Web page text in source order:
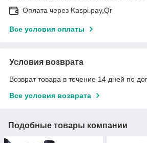
Оплата через Kaspi.pay,Qr
Все условия оплаты
Условия возврата
Возврат товара в течение 14 дней по
Все условия возврата
Подобные товары компании